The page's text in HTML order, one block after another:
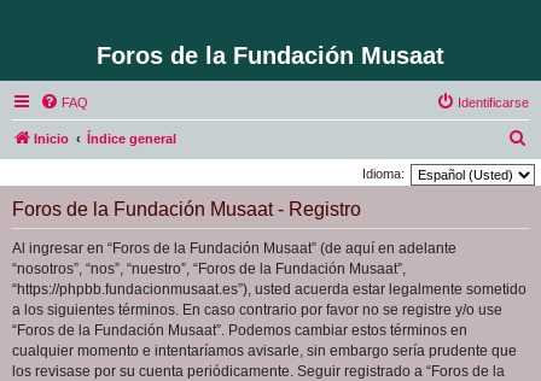
Foros de la Fundación Musaat
FAQ Identificarse
Inicio Índice general
u
Idioma:
Foros de la Fundación Musaat - Registro
Al ingresar en “Foros de la Fundación Musaat” (de aquí en adelante
“nosotros”, “nos”, “nuestro”, “Foros de la Fundación Musaat”,
“https://phpbb.fundacionmusaat.es”), usted acuerda estar legalmente sometido
a los siguientes términos. En caso contrario por favor no se registre y/o use
“Foros de la Fundación Musaat”. Podemos cambiar estos términos en
cualquier momento e intentaríamos avisarle, sin embargo sería prudente que
los revisase por su cuenta periódicamente. Seguir registrado a “Foros de la